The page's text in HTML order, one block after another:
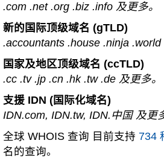
.com .net .org .biz .info 及更多。
新的国际顶级域名 (gTLD)
.accountants .house .ninja .world
国家及地区顶级域名 (ccTLD)
.cc .tv .jp .cn .hk .tw .de 及更多。
支援 IDN (国际化域名)
IDN.com, IDN.tw, IDN.中国 及更
全球 WHOIS 查询 目前支持 734
名的查询。